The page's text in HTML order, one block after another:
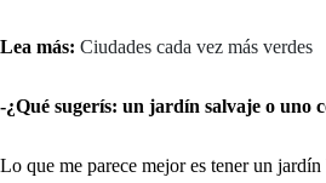
Lea más: Ciudades cada vez más verdes
-¿Qué sugerís: un jardín salvaje o uno
Lo que me parece mejor es tener un jardín